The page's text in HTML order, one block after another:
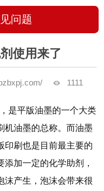
问题
使用来了
1111
是平版油墨的一个大类
机油墨的总称。而油墨
印刷也是目前最主要的
加一定的化学助剂，
沫产生，泡沫会带来很